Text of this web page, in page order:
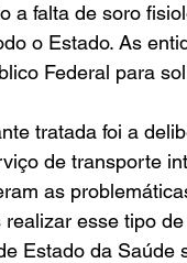
a falta de soro
o Estado. As
Federal para
tratada foi a
de transporte
as
esse tipo
Estado da